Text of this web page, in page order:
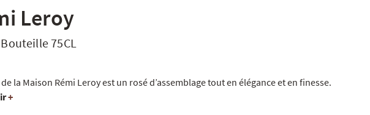
Leroy
Bouteille 75CL
de la Maison Rémi Leroy est un rosé d’assemblage tout en élégance et en finesse.
+